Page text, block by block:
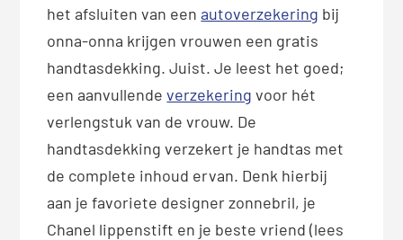
het afsluiten van eenautoverzekering bij
onna-onna krijgen vrouwen een gratis
handtasdekking. Juist. Je leest het goed;
een aanvullendeverzekering voor hét
verlengstuk van de vrouw. De
handtasdekking verzekert je handtas met
de complete inhoud ervan. Denk hierbij
aan je favoriete designer zonnebril, je
Chanel lippenstift en je beste vriend (lees